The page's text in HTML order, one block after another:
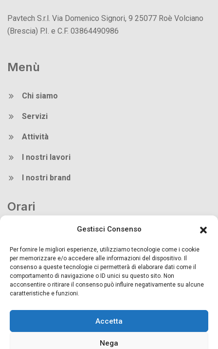
Gestisci Consenso
Per fornire le migliori esperienze, utilizziamo tecnologie come i cookie
per memorizzare e/o accedere alle informazioni del dispositivo. Il
consenso a queste tecnologie ci permetterà di elaborare dati come il
comportamento di navigazione o ID unici su questo sito. Non
acconsentire o ritirare il consenso può influire negativamente su alcune
caratteristiche e funzioni.
Accetta
Nega
Pavtech S.r.l. Via Domenico Signori, 9 25077 Roè Volciano
(Brescia) P.I. e C.F. 03864490986
Menù
Chi siamo
Servizi
Attività
I nostri lavori
I nostri brand
Orari
Orari di apertura dello showroom:
dal Lunedì al Venerdì dalle 08:00 alle 12:00.
Come raggiungerci
Dall’uscita di Desenzano e di Brescia Est seguire le
indicazioni per Salò – Lago di Garda.